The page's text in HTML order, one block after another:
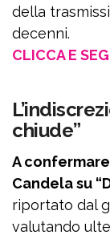
della
decenni.
CLICCA E
chiude”
A
Candela su
riportato dal
valutando